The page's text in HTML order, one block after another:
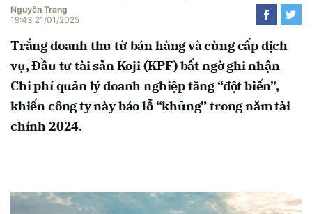
Nguyên Trang
19:43 21/01/2025
Trắng doanh thu từ bán hàng và cùng cấp dịch
vụ, Đầu tư tài sản Koji (KPF) bất ngờ ghi nhận
Chi phí quản lý doanh nghiệp tăng “đột biến”,
khiến công ty này báo lỗ “khủng” trong năm tài
chính 2024.
Hủy